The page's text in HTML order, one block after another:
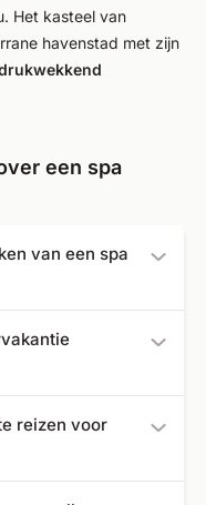
Het kasteel van
havenstad met zijn
een spa
van een spa
ook al aanbiedingen
reizen voor